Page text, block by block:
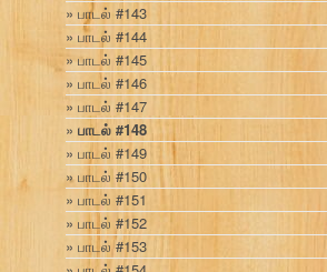
பாடல் #143
பாடல் #144
பாடல் #145
பாடல் #146
பாடல் #147
பாடல் #148
பாடல் #149
பாடல் #150
பாடல் #151
பாடல் #152
பாடல் #153